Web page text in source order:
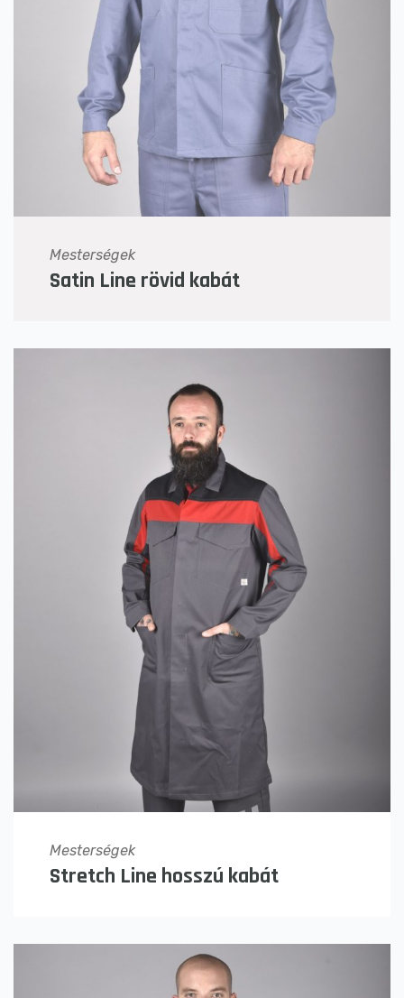
Mesterségek
Satin Line rövid kabát
Mesterségek
Stretch Line hosszú kabát